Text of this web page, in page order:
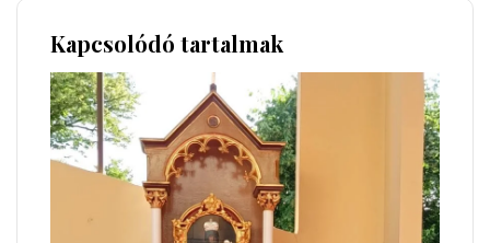
Kapcsolódó tartalmak